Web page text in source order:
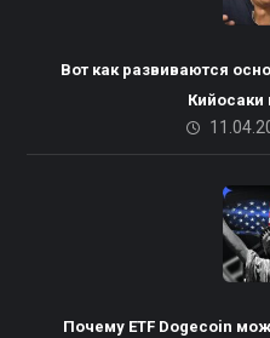
Вот как развиваются
Кийосаки
Почему ETF Dogecoin